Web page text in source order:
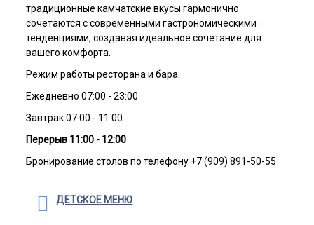
традиционные камчатские вкусы гармонично
сочетаются с современными гастрономическими
тенденциями, создавая идеальное сочетание для
вашего комфорта.
Режим работы ресторана и бара:
Ежедневно 07:00 - 23:00
Завтрак 07:00 - 11:00
Перерыв 11:00 - 12:00
Бронирование столов по телефону +7 (909) 891-50-55
ДЕТСКОЕ МЕНЮ